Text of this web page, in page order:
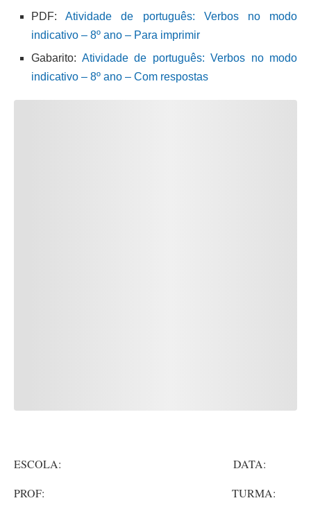
PDF:Atividade de português: Verbos no modo
indicativo – 8º ano – Para imprimir
Gabarito: Atividade de português: Verbos no modo
indicativo – 8º ano – Com respostas
ESCOLA: DATA:
PROF: TURMA: